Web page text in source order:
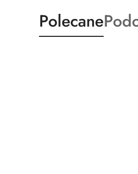
Produkty
o
Polecane
o